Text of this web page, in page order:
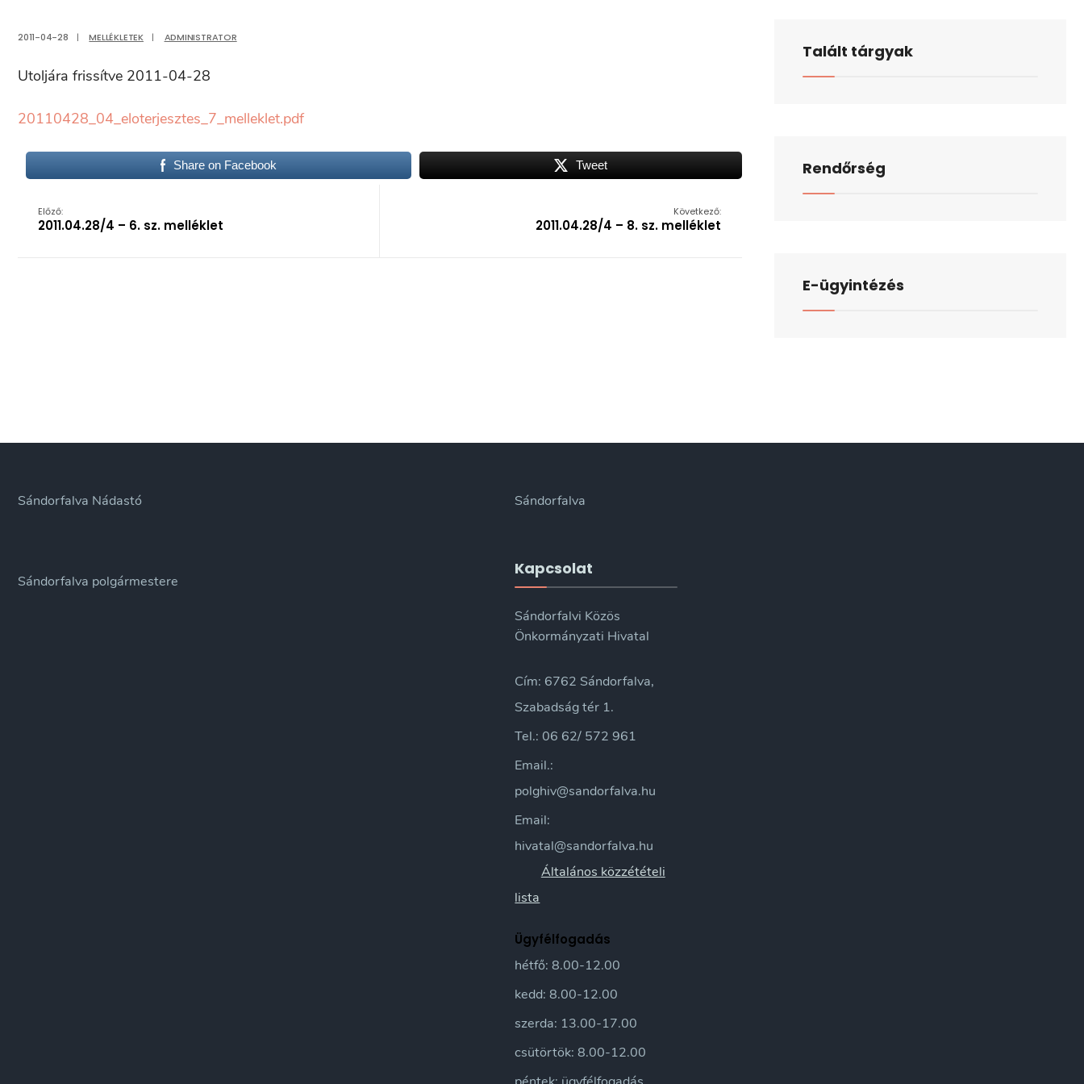
2011-04-28 | MELLÉKLETEK | ADMINISTRATOR
Utoljára frissítve 2011-04-28
20110428_04_eloterjesztes_7_melleklet.pdf
Share on Facebook Tweet
Előző:
2011.04.28/4 – 6. sz. melléklet
Következő:
2011.04.28/4 – 8. sz. melléklet
Talált tárgyak
Rendőrség
E-ügyintézés
Sándorfalva Nádastó
Sándorfalva polgármestere
Sándorfalva
Kapcsolat
Sándorfalvi Közös
Önkormányzati Hivatal
Cím: 6762 Sándorfalva,
Szabadság tér 1.
Tel.: 06 62/ 572 961
Email.:
polghiv@sandorfalva.hu
Email:
hivatal@sandorfalva.hu
Általános közzétételi
lista
Ügyfélfogadás
hétfő: 8.00-12.00
kedd: 8.00-12.00
szerda: 13.00-17.00
csütörtök: 8.00-12.00